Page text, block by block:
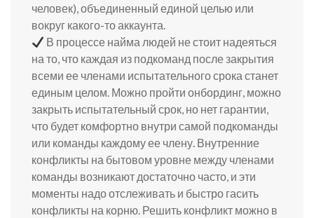
человек), объединенный единой целью или
вокруг какого-то аккаунта.
В процессе найма людей не стоит надеяться
на то, что каждая из подкоманд после закрытия
всеми ее членами испытательного срока станет
единым целом. Можно пройти онбординг, можно
закрыть испытательный срок, но нет гарантии,
что будет комфортно внутри самой подкоманды
или команды каждому ее члену. Внутренние
конфликты на бытовом уровне между членами
команды возникают достаточно часто, и эти
моменты надо отслеживать и быстро гасить
конфликты на корню. Решить конфликт можно в